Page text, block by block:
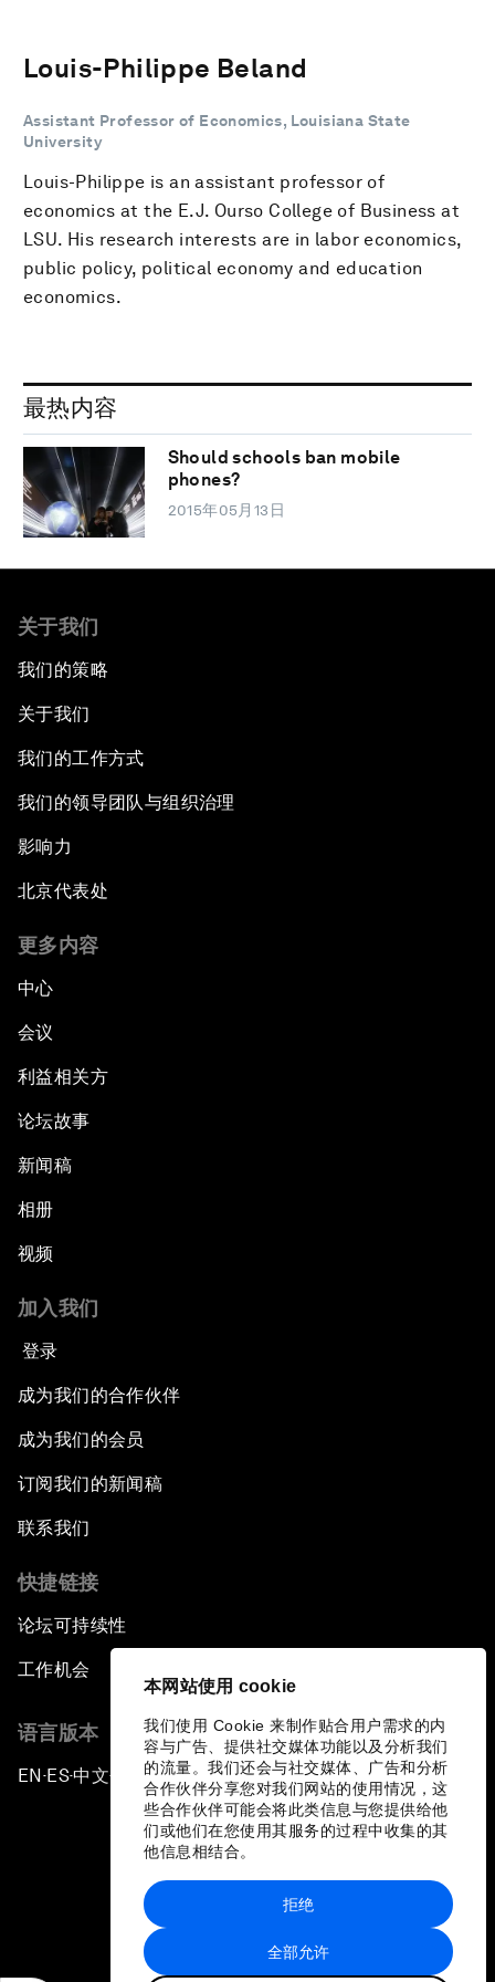
本网站使用 cookie
我们使用 Cookie 来制作贴合用户需求的内
容与广告、提供社交媒体功能以及分析我们
的流量。我们还会与社交媒体、广告和分析
合作伙伴分享您对我们网站的使用情况，这
些合作伙伴可能会将此类信息与您提供给他
们或他们在您使用其服务的过程中收集的其
他信息相结合。
全部允许
拒绝
Louis-Philippe Beland
Assistant Professor of Economics, Louisiana State
University
Louis-Philippe is an assistant professor of
economics at the E.J. Ourso College of Business at
LSU. His research interests are in labor economics,
public policy, political economy and education
economics.
最热内容
Should schools ban mobile
phones?
2015年05月13日
关于我们
我们的策略
关于我们
我们的工作方式
我们的领导团队与组织治理
影响力
北京代表处
更多内容
中心
会议
利益相关方
论坛故事
新闻稿
相册
视频
加入我们
登录
成为我们的合作伙伴
成为我们的会员
订阅我们的新闻稿
联系我们
快捷链接
论坛可持续性
工作机会
语言版本
EN ▪ES▪中文▪ 日本語
站点地图